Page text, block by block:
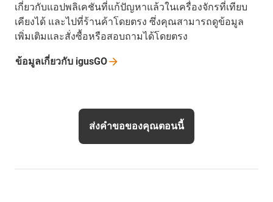
เกี่ยวกับแอปพลิเคชันที่แก้ปัญหาแล้วในเครื่องจักรที่เทียบ
เคียงได้ และไปที่ร้านค้าโดยตรง ซึ่งคุณสามารถดูข้อมูล
เพิ่มเติมและสั่งซื้อหรือสอบถามได้โดยตรง
ข้อมูลเกี่ยวกับ igusGO
ส่งคำขอของคุณตอนนี้